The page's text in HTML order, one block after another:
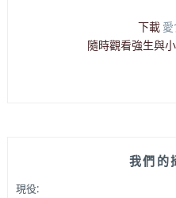
下載
隨時觀看強生與
我們的
現役: